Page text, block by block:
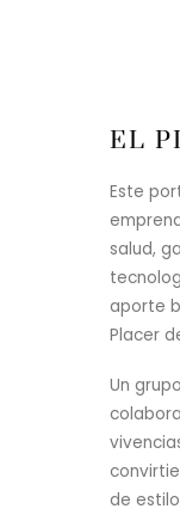
EL
Este
salud,
aporte
Placer
Un
de